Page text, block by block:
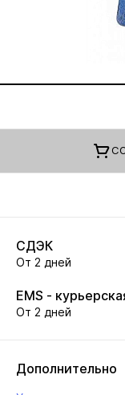
СДЭК
От 2 дней
EMS -
От 2 дней
Дополнительно